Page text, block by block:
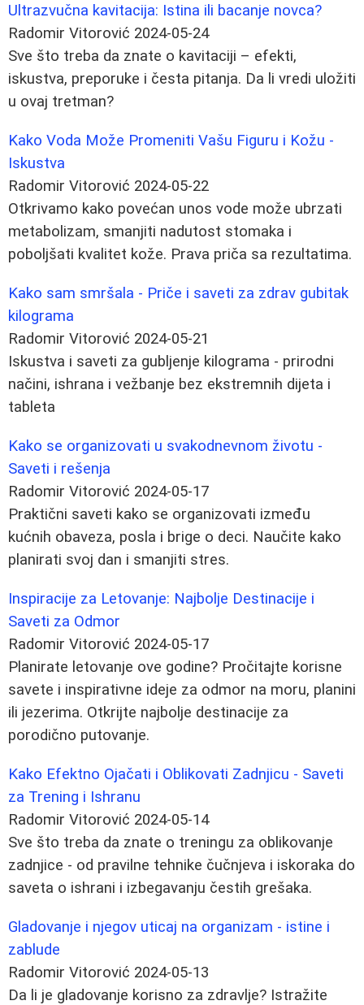
Ultrazvučna kavitacija: Istina ili bacanje novca?
Radomir Vitorović 2024-05-24
Sve što treba da znate o kavitaciji – efekti,
iskustva, preporuke i česta pitanja. Da li vredi uložiti
u ovaj tretman?
Kako Voda Može Promeniti Vašu Figuru i Kožu -
Iskustva
Radomir Vitorović 2024-05-22
Otkrivamo kako povećan unos vode može ubrzati
metabolizam, smanjiti nadutost stomaka i
poboljšati kvalitet kože. Prava priča sa rezultatima.
Kako sam smršala - Priče i saveti za zdrav gubitak
kilograma
Radomir Vitorović 2024-05-21
Iskustva i saveti za gubljenje kilograma - prirodni
načini, ishrana i vežbanje bez ekstremnih dijeta i
tableta
Kako se organizovati u svakodnevnom životu -
Saveti i rešenja
Radomir Vitorović 2024-05-17
Praktični saveti kako se organizovati između
kućnih obaveza, posla i brige o deci. Naučite kako
planirati svoj dan i smanjiti stres.
Inspiracije za Letovanje: Najbolje Destinacije i
Saveti za Odmor
Radomir Vitorović 2024-05-17
Planirate letovanje ove godine? Pročitajte korisne
savete i inspirativne ideje za odmor na moru, planini
ili jezerima. Otkrijte najbolje destinacije za
porodično putovanje.
Kako Efektno Ojačati i Oblikovati Zadnjicu - Saveti
za Trening i Ishranu
Radomir Vitorović 2024-05-14
Sve što treba da znate o treningu za oblikovanje
zadnjice - od pravilne tehnike čučnjeva i iskoraka do
saveta o ishrani i izbegavanju čestih grešaka.
Gladovanje i njegov uticaj na organizam - istine i
zablude
Radomir Vitorović 2024-05-13
Da li je gladovanje korisno za zdravlje? Istražite